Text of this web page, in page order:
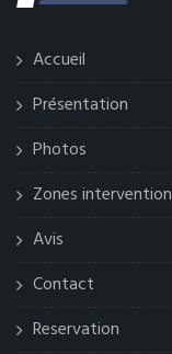
Accueil
Présentation
Photos
Zones intervention
Avis
Contact
Reservation